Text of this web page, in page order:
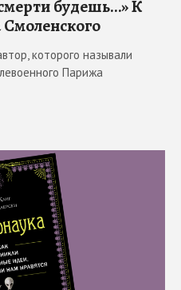
будешь…» К
которого называли
Парижа